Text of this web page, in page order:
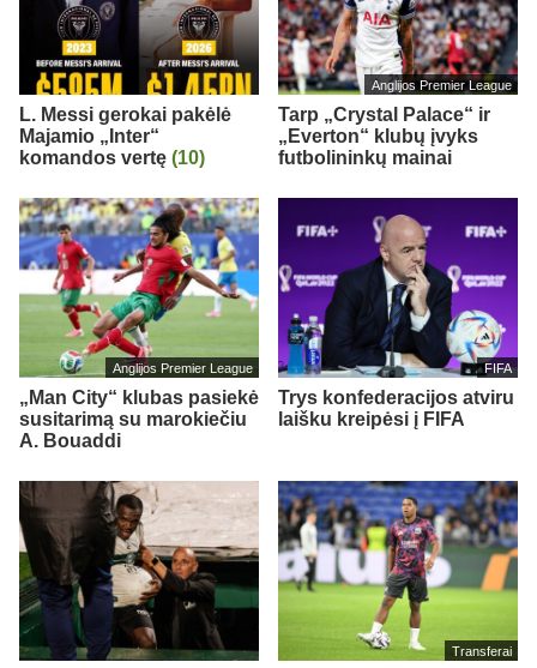
L. Messi gerokai pakėlė
Majamio „Inter“
komandos vertę (10)
Anglijos Premier League
Tarp „Crystal Palace“ ir
„Everton“ klubų įvyks
futbolininkų mainai
Anglijos Premier League
„Man City“ klubas pasiekė
susitarimą su marokiečiu
A. Bouaddi
FIFA
Trys konfederacijos atviru
laišku kreipėsi į FIFA
Transferai